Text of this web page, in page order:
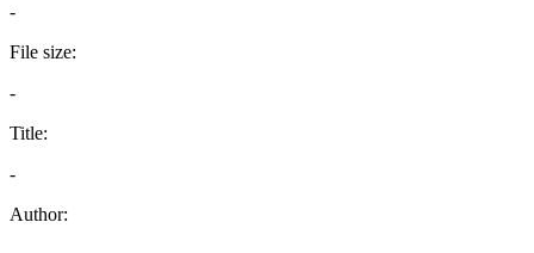
-
File size:
-
Title:
-
Author: